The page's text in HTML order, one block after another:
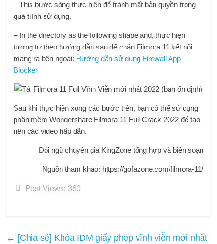
– This bước sóng thực hiện để tránh mất bản quyền trong
quá trình sử dụng.
– In the directory as the following shape and, thực hiện
tương tự theo hướng dẫn sau để chặn Filmora 11 kết nối
mạng ra bên ngoài: Hướng dẫn sử dụng Firewall App
Blocker
Sau khi thực hiện xong các bước trên, bạn có thể sử dụng
phần mềm Wondershare Filmora 11 Full Crack 2022 để tạo
nên các video hấp dẫn.
Đội ngũ chuyên gia KingZone tổng hợp và biên soạn
Nguồn tham khảo: https://gofazone.com/filmora-11/
Post Views: 360
← [Chia sẻ] Khóa IDM giấy phép vĩnh viễn mới nhất